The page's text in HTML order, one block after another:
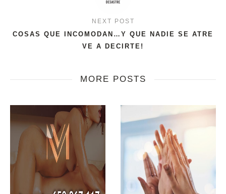
NEXT POST
COSAS QUE INCOMODAN…Y QUE NADIE SE ATRE
VE A DECIRTE!
MORE POSTS